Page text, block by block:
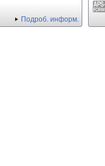
Подроб. информ.